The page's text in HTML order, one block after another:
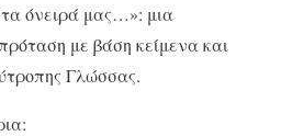
όνειρά μας…»: μια
με βάση κείμενα και
Γλώσσας.